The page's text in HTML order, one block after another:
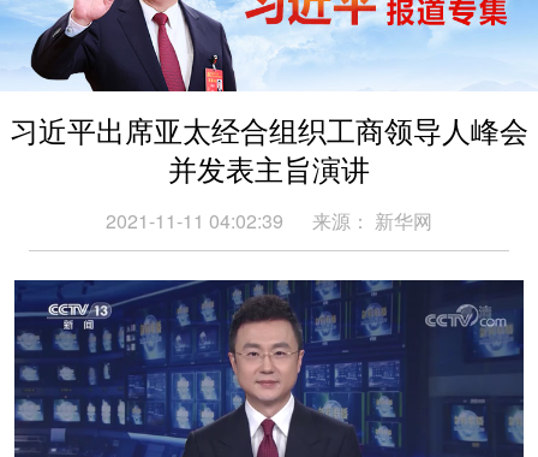
台湾 思客智库 全球连线 教育
科技 科创 量子
文化 书画 健康 军事
视频 图片
中央文件 金融
食品 人居 信息化 数字经济
学术中国 乡村振兴 银龄 溯源中国
城市 旅游 能源
彩票 娱乐 时尚 悦读
习近平出席亚太经合组织工商领导人峰会
并发表主旨演讲
2021-11-11 04:02:39 来源： 新华网